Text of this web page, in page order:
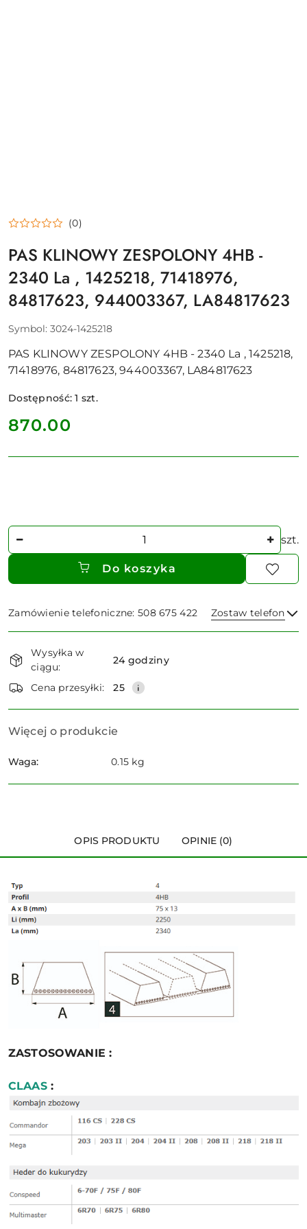
(0)
PAS KLINOWY ZESPOLONY 4HB -
2340 La , 1425218, 71418976,
84817623, 944003367, LA84817623
Symbol: 3024-1425218
PAS KLINOWY ZESPOLONY 4HB - 2340 La , 1425218,
71418976, 84817623, 944003367, LA84817623
Dostępność:1 szt.
cena:
870.00
Ilość szt.
Do koszyka
Zamówienie telefoniczne: 508 675 422 Zostaw telefon
i
dostawa
Wysyłka w
ciągu:
24 godziny
Cena przesyłki: 25
Więcej o produkcie
Waga: 0.15 kg
OPIS PRODUKTU OPINIE (0)
ZASTOSOWANIE :
CLAAS: